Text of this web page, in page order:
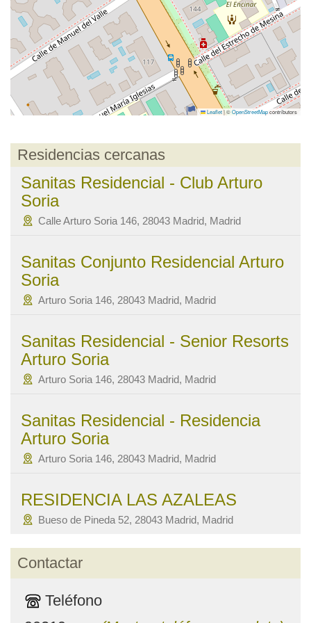
Leaflet|©OpenStreetMapcontributors
Residencias cercanas
Sanitas Residencial - Club Arturo
Soria
Calle Arturo Soria 146, 28043 Madrid, Madrid
Sanitas Conjunto Residencial Arturo
Soria
Arturo Soria 146, 28043 Madrid, Madrid
Sanitas Residencial - Senior Resorts
Arturo Soria
Arturo Soria 146, 28043 Madrid, Madrid
Sanitas Residencial - Residencia
Arturo Soria
Arturo Soria 146, 28043 Madrid, Madrid
RESIDENCIA LAS AZALEAS
Bueso de Pineda 52, 28043 Madrid, Madrid
Contactar
Teléfono